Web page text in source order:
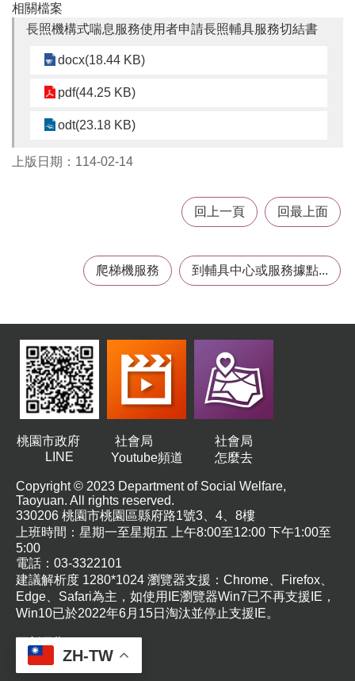
ZH-TW
業
錄
機
新
住
民
善
專
區
N
e
w
m
m
n
相關檔案
長照機構式喘息服務使用者申請長照輔具服務切結書
docx(18.44 KB)
pdf(44.25 KB)
odt(23.18 KB)
上版日期：114-02-14
回上一頁 回最上面
爬梯機服務 到輔具中心或服務據點...
桃園市政府
LINE
社會局
Youtube頻道
社會局
怎麼去
Copyright © 2023 Department of Social Welfare,
Taoyuan. All rights reserved.
330206 桃園市桃園區縣府路1號3、4、8樓
上班時間：星期一至星期五 上午8:00至12:00 下午1:00至
5:00
電話：03-3322101
建議解析度 1280*1024 瀏覽器支援：Chrome、Firefox、
Edge、Safari為主，如使用IE瀏覽器Win7已不再支援IE，
Win10已於2022年6月15日淘汰並停止支援IE。
更新日期
瀏覽人次794